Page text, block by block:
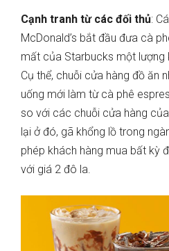
Cạnh tranh từ các đối thủ:
McDonald’s bắt đầu đưa cà
mất của Starbucks một lượng
Cụ thể, chuỗi cửa hàng đồ ăn
uống mới làm từ cà phê
so với các chuỗi cửa hàng
lại ở đó, gã khổng lồ trong
phép khách hàng mua bất kỳ
với giá 2 đô la.